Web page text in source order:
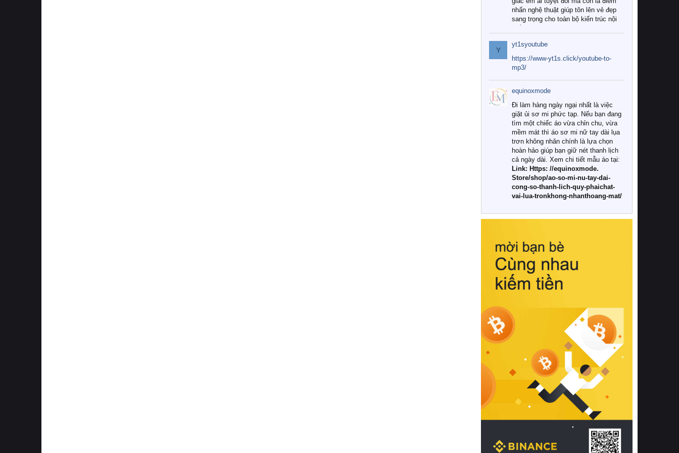
nhấn nghệ thuật giúp tôn lên vẻ đẹp
sang trọng cho toàn bộ kiến trúc nội
Tuy nhiên, giữa thị trường đa dạng
với vô vàn thương hiệu và mẫu mã
như hiện nay, làm thế nào để chọn
được những bộ chăn ga gối đệm cao
cấp thực sự chất lượng, phù hợp với
khí hậu và nhu cầu sử dụng của gia
đình? Hãy cùng chúng tôi đi tìm lời
giải đáp chi tiết qua bài viết dưới đây.
1. Tại sao các gia đình hiện đại lại ưa
chuộng chăn ga gối đệm cao cấp?
Khác với các dòng sản phẩm thông
thường, những bộ chăn ga gối đệm
cao cấp trải qua quy trình sản xuất
nghiêm ngặt từ khâu chọn lọc nguyên
liệu tự nhiên đến công nghệ dệt
nhuộm hiện đại không chứa hóa chất
này, bạn sẽ cảm nhận rõ rệt sự khác
hồi chuẩn xác của phần đệm nâng đỡ
cột sống.
Bên cạnh đó, việc lựa chọn các dòng
sản phẩm đạt chuẩn chất lượng quốc
tế còn giúp ngăn ngừa tình trạng kích
khuẩn và nấm mốc trong điều kiện
thời tiết nóng ẩm. Bạn có thể tìm hiểu
thêm các nghiên cứu khoa học về tác
động của giấc ngủ và môi trường
phòng ngủ đối với sức khỏe con
người tại Sleep Foundation (External
Link) để có cái nhìn toàn diện hơn.
2. Các tiêu chí vàng khi lựa chọn
chăn ga gối đệm cao cấp cho phòng
ngủ
Để sở hữu một bộ chăn ga gối đệm
cao cấp hoàn hảo cả về thẩm mỹ lẫn
công năng, người tiêu dùng cần cân
nhắc kỹ lưỡng các tiêu chí quan trọng
Y
yt1syoutube
https://www-yt1s.click/youtube-to-
mp3/
equinoxmode
Đi làm hàng ngày ngại nhất là việc
giặt ủi sơ mi phức tạp. Nếu bạn đang
tìm một chiếc áo vừa chỉn chu, vừa
mềm mát thì áo sơ mi nữ tay dài lụa
trơn không nhăn chính là lựa chọn
hoàn hảo giúp bạn giữ nét thanh lịch
cả ngày dài. Xem chi tiết mẫu áo tại:
Link: Https: //equinoxmode.
Store/shop/ao-so-mi-nu-tay-dai-
cong-so-thanh-lich-quy-phaichat-
vai-lua-tronkhong-nhanthoang-mat/